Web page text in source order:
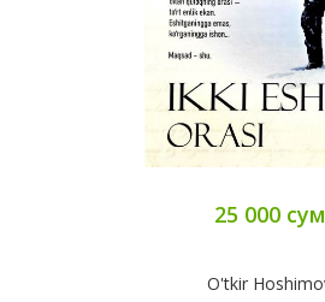
25 000 сум
O'tkir